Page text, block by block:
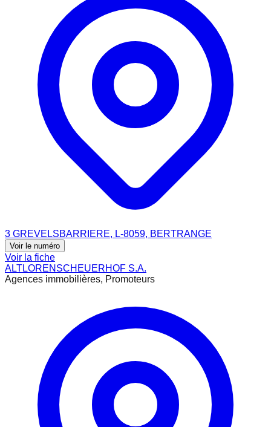
3 GREVELSBARRIERE, L-8059, BERTRANGE
Voir le numéro
Voir la fiche
ALTLORENSCHEUERHOF S.A.
Agences immobilières, Promoteurs